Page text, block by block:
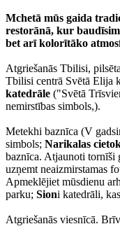
Mchetā mūs gaida
restorānā, kur
bet arī kolorītāko
Atgriešanās Tbilisi,
Tbilisi centrā Svētā Elija
katedrāle ("Svētā
nemirstības simbols,).
Metekhi baznīca (V
simbols; Narikalas
baznīca. Atjaunoti tornīši
uzņemt neaizmirstamas
Apmeklējiet mūsdienu
parku; Sioni katedrāli,
Atgriešanās viesnīcā.